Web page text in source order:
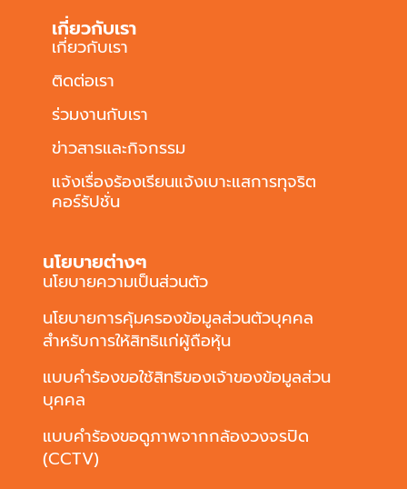
เกี่ยวกับเรา
เกี่ยวกับเรา
ติดต่อเรา
ร่วมงานกับเรา
ข่าวสารและกิจกรรม
แจ้งเรื่องร้องเรียนแจ้งเบาะแสการทุจริต
คอร์รัปชั่น
นโยบายต่างๆ
นโยบายความเป็นส่วนตัว
นโยบายการคุ้มครองข้อมูลส่วนตัวบุคคล
สำหรับการให้สิทธิแก่ผู้ถือหุ้น
แบบคำร้องขอใช้สิทธิของเจ้าของข้อมูลส่วน
บุคคล
แบบคำร้องขอดูภาพจากกล้องวงจรปิด
(CCTV)